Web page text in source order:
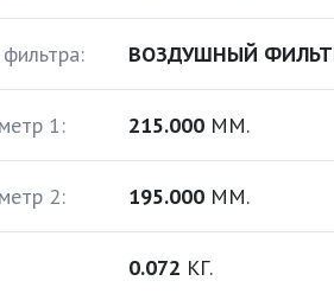
ВОЗДУШНЫЙ
1: 215.000 ММ.
2: 195.000 ММ.
0.072 КГ.